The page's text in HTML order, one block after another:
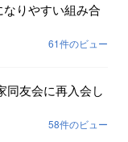
りやすい組み合
61件のビュー
同友会に再入会し
58件のビュー